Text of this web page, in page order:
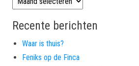
Recente berichten
Waar is thuis?
Feniks op de Finca